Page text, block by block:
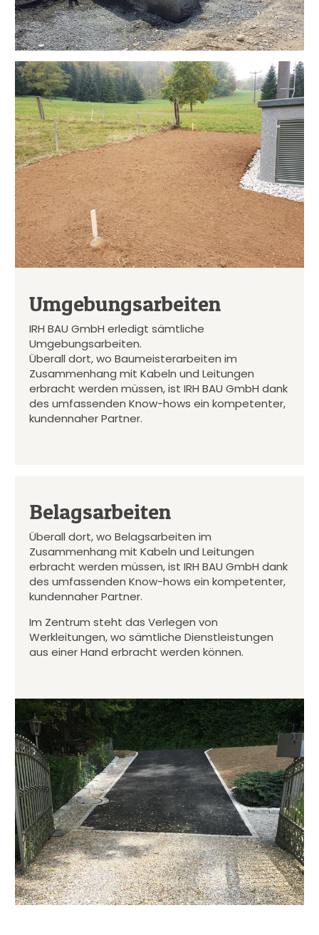
Umgebungsarbeiten
IRH BAU GmbH erledigt sämtliche
Umgebungsarbeiten.
Überall dort, wo Baumeisterarbeiten im
Zusammenhang mit Kabeln und Leitungen
erbracht werden müssen, ist IRH BAU GmbH dank
des umfassenden Know-hows ein kompetenter,
kundennaher Partner.
Belagsarbeiten
Überall dort, wo Belagsarbeiten im
Zusammenhang mit Kabeln und Leitungen
erbracht werden müssen, ist IRH BAU GmbH dank
des umfassenden Know-hows ein kompetenter,
kundennaher Partner.
Im Zentrum steht das Verlegen von
Werkleitungen, wo sämtliche Dienstleistungen
aus einer Hand erbracht werden können.